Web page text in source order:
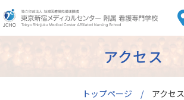
トップページ アクセス
アクセス